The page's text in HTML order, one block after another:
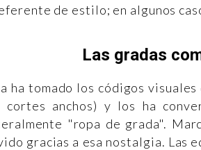
de estilo; en algunos
Las gradas
ha tomado los códigos
cortes anchos) y los ha
"ropa de grada".
gracias a esa nostalgia. Las